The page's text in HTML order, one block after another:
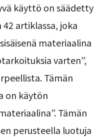
käyttö on säädetty
artiklassa, joka
materiaalina
varten”,
Tämän
on käytön
Tämän
perusteella luotuja